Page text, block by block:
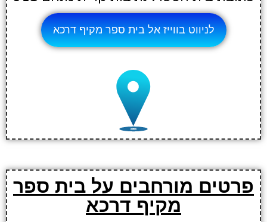
לניווט בווייז אל בית ספר מקיף דרכא
פרטים מורחבים על בית ספר
מקיף דרכא